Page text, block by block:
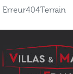
Erreur404Terrain